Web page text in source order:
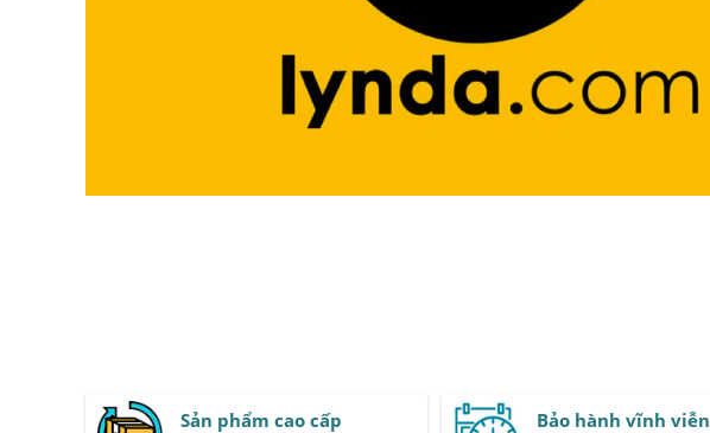
Sản phẩm cao cấp
Bảo hành vĩnh viễn